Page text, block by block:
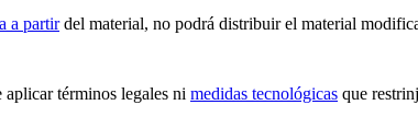
a partirdel material, no podrá distribuir el material
términos legales ni medidas tecnológicas que